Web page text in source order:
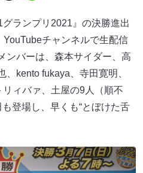
ランプリ2021』の決勝進出
チャンネルで生配信
ンバーは、森本サイダー、高
kento fukaya、寺田寛明、
ィバァ、土屋の9人（順不
登場し、早くも“とぼけた舌